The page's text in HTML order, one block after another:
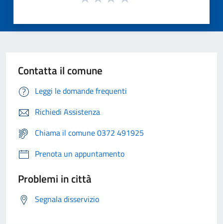
Contatta il comune
Leggi le domande frequenti
Richiedi Assistenza
Chiama il comune 0372 491925
Prenota un appuntamento
Problemi in città
Segnala disservizio